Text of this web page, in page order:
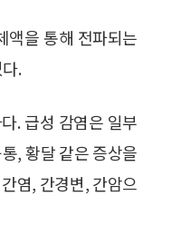
액을 통해 전파되는
.
. 급성 감염은 일부
, 황달 같은 증상을
염, 간경변, 간암으